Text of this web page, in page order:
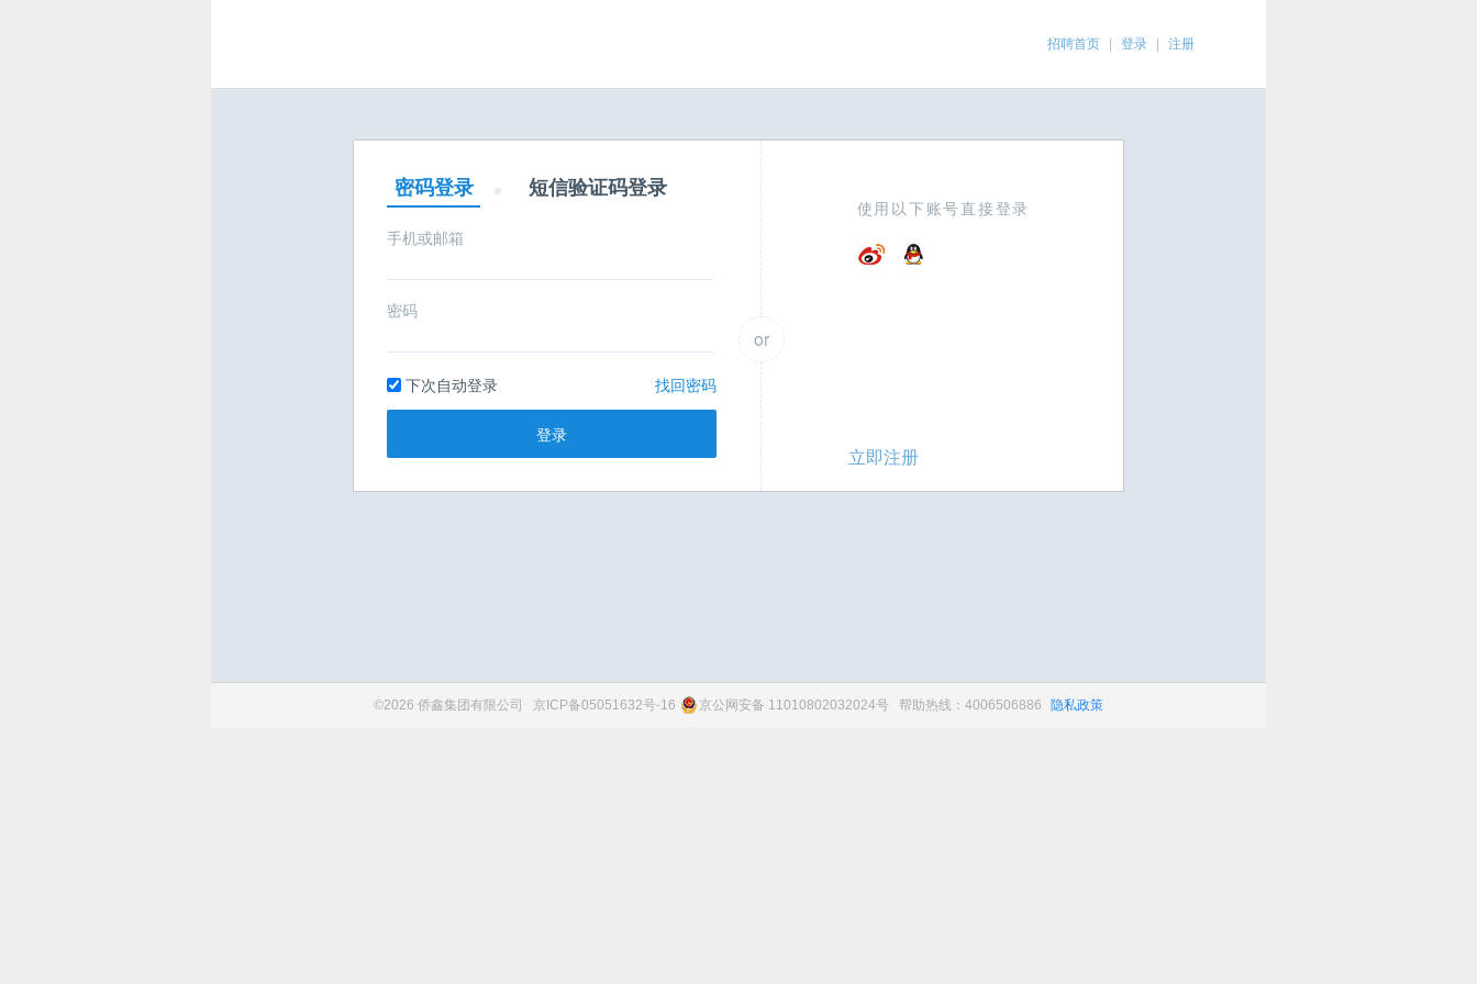
招聘首页 登录 注册
or
密码登录 短信验证码登录
手机或邮箱
密码
下次自动登录 找回密码
登录
使用以下账号直接登录
立即注册
©2026 侨鑫集团有限公司 京ICP备05051632号-16 京公网安备 11010802032024号 帮助热线：4006506886 隐私政策